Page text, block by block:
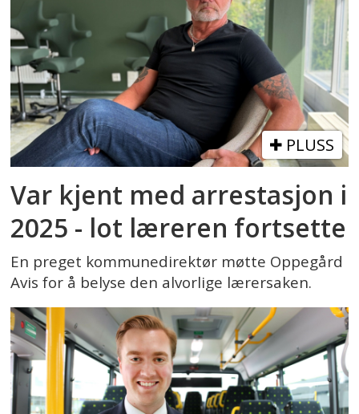
PLUSS
Var kjent med arrestasjon i
2025 - lot læreren fortsette
En preget kommunedirektør møtte Oppegård
Avis for å belyse den alvorlige lærersaken.